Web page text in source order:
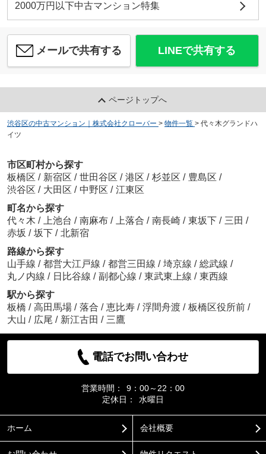
2000万円以下中古マンション特集
メールで共有する LINEで共有する
ページトップへ
渋谷区の中古マンション｜株式会社クローバー > 物件一覧 > 代々木グランドハ
イツ
市区町村から探す
板橋区 / 新宿区 / 世田谷区 / 港区 / 杉並区 / 豊島区 /
渋谷区 / 大田区 / 中野区 / 江東区
町名から探す
代々木 / 上池台 / 南麻布 / 上落合 / 南長崎 / 東坂下 / 三田 /
赤坂 / 坂下 / 北新宿
路線から探す
山手線 / 都営大江戸線 / 都営三田線 / 埼京線 / 総武線 /
丸ノ内線 / 日比谷線 / 副都心線 / 東武東上線 / 東西線
駅から探す
板橋 / 高田馬場 / 落合 / 恵比寿 / 浮間舟渡 / 板橋区役所前 /
大山 / 広尾 / 新江古田 / 三鷹
電話でお問い合わせ
営業時間：
9：00～22：00
定休日：
水曜日
ホーム 会社概要